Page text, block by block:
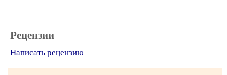
Рецензии
Написать рецензию